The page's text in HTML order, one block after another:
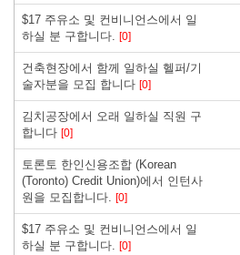
$17 주유소 및 컨비니언스에서 일
하실 분 구합니다. [0]
건축현장에서 함께 일하실 헬퍼/기
술자분을 모집 합니다 [0]
김치공장에서 오래 일하실 직원 구
합니다 [0]
토론토 한인신용조합 (Korean
(Toronto) Credit Union)에서 인턴사
원을 모집합니다. [0]
$17 주유소 및 컨비니언스에서 일
하실 분 구합니다. [0]